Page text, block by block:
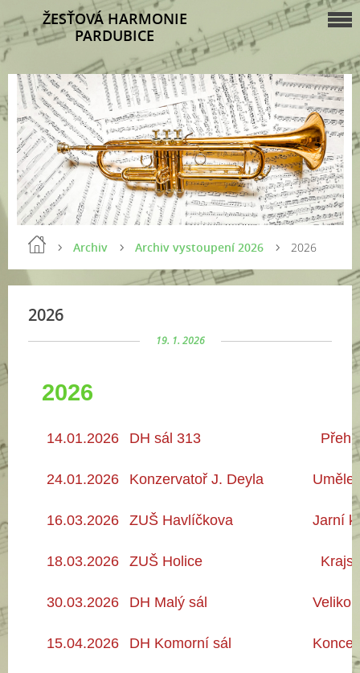
ŽESŤOVÁ HARMONIE
PARDUBICE
Archiv Archiv vystoupení 2026 2026
2026
19. 1. 2026
2026
14.01.2026 DH sál 313
24.01.2026 Konzervatoř J. Deyla
16.03.2026 ZUŠ Havlíčkova Jarní
18.03.2026 ZUŠ Holice
30.03.2026 DH Malý sál
15.04.2026 DH Komorní sál